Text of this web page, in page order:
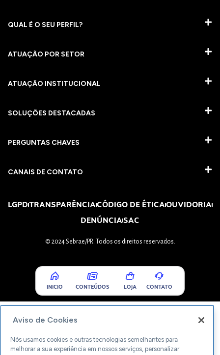
QUAL É O SEU PERFIL?
ATUAÇÃO POR SETOR
ATUAÇÃO INSTITUCIONAL
SOLUÇÕES DESTACADAS
PERGUNTAS CHAVES​
CANAIS DE CONTATO
LGPDTRANSPARÊNCIACÓDIGO DE ÉTICAOUVIDORIA
DENÚNCIASAC
© 2024 Sebrae/PR. Todos os direitos reservados.
INICIO CONTEÚDOS LOJA CONTATO
Aviso de Cookies
Nós usamos cookies e outras tecnologias semelhantes para
melhorar a sua experiência em nossos serviços, personalizar